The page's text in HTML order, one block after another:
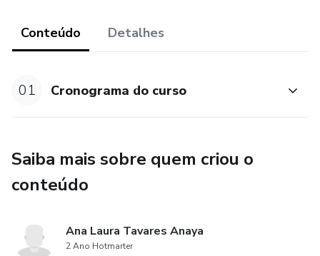
Conteúdo Detalhes
01 Cronograma do curso
Saiba mais sobre quem criou o
conteúdo
Ana Laura Tavares Anaya
2 Ano Hotmarter